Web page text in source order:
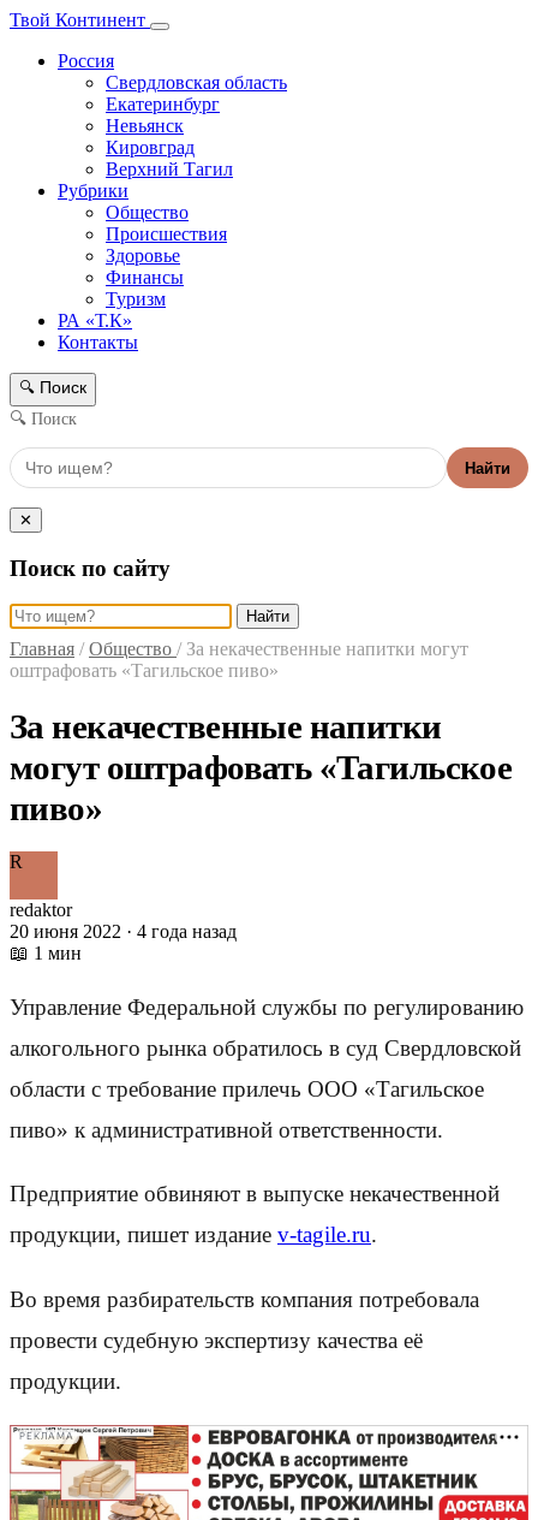
Твой Континент
Россия
Свердловская область
Екатеринбург
Невьянск
Кировград
Верхний Тагил
Рубрики
Общество
Происшествия
Здоровье
Финансы
Туризм
РА «Т.К»
Контакты
🔍 Поиск
🔍 Поиск
Найти
✕
Поиск по сайту
Найти
Главная / Общество / За некачественные напитки могут
оштрафовать «Тагильское пиво»
За некачественные напитки
могут оштрафовать «Тагильское
пиво»
R
redaktor
20 июня 2022 · 4 года назад
📖 1 мин
Управление Федеральной службы по регулированию
алкогольного рынка обратилось в суд Свердловской
области с требование прилечь ООО «Тагильское
пиво» к административной ответственности.
Предприятие обвиняют в выпуске некачественной
продукции, пишет издание v-tagile.ru.
Во время разбирательств компания потребовала
провести судебную экспертизу качества её
продукции.
РЕКЛАМА